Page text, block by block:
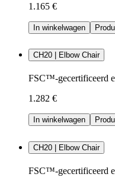
1.165 €
In winkelwagen
CH20 | Elbow Chair
FSC™-gecertificeerd
1.282 €
In winkelwagen
CH20 | Elbow Chair
FSC™-gecertificeerd